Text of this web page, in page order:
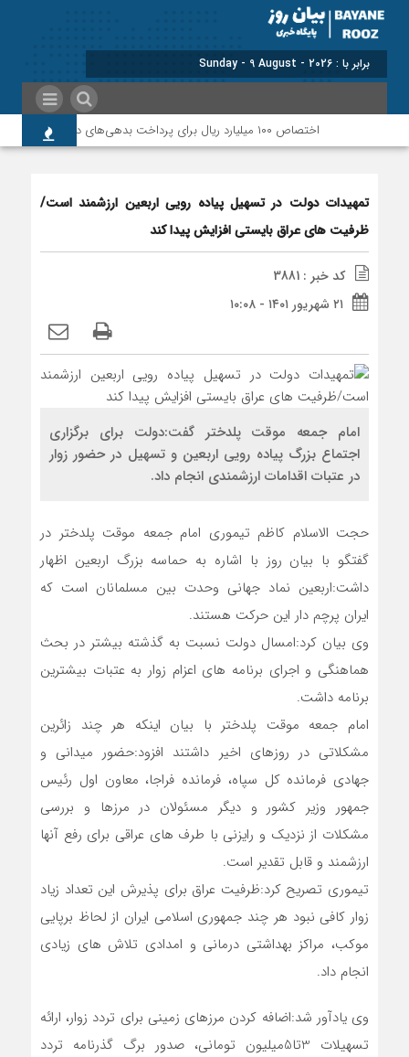
برابر با : Sunday - 9 August - 2026
اختصاص ۱۰۰ میلیارد ریال برای پرداخت بدهی‌های دارویی و ارتقای حوزه سلامت پلدختر
تمهیدات دولت در تسهیل پیاده رویی اربعین ارزشمند است/
ظرفیت های عراق بایستی افزایش پیدا کند
کد خبر : 3881
۲۱ شهریور ۱۴۰۱ - ۱۰:۰۸
امام جمعه موقت پلدختر گفت:دولت برای برگزاری
اجتماع بزرگ پیاده رویی اربعین و تسهیل در حضور زوار
در عتبات اقدامات ارزشمندی انجام داد.
حجت الاسلام کاظم تیموری امام جمعه موقت پلدختر در
گفتگو با بیان روز با اشاره به حماسه بزرگ اربعین اظهار
داشت:اربعین نماد جهانی وحدت بین مسلمانان است که
ایران پرچم دار این حرکت هستند.
وی بیان کرد:امسال دولت نسبت به گذشته بیشتر در بحث
هماهنگی و اجرای برنامه های اعزام زوار به عتبات بیشترین
برنامه داشت.
امام جمعه موقت پلدختر با بیان اینکه هر چند زائرین
مشکلاتی در روزهای اخیر داشتند افزود:حضور میدانی و
جهادی فرمانده کل سپاه، فرمانده فراجا، معاون اول رئیس
جمهور وزیر کشور و دیگر مسئولان در مرزها و بررسی
مشکلات از نزدیک و رایزنی با طرف های عراقی برای رفع آنها
ارزشمند و قابل تقدیر است.
تیموری تصریح کرد:ظرفیت عراق برای پذیرش این تعداد زیاد
زوار کافی نبود هر چند جمهوری اسلامی ایران از لحاظ برپایی
موکب، مراکز بهداشتی درمانی و امدادی تلاش های زیادی
انجام داد.
وی یادآور شد:اضافه کردن مرزهای زمینی برای تردد زوار، ارائه
تسهیلات 3تا5میلیون تومانی، صدور برگ گذرنامه تردد